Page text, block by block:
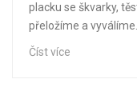
placku se škvarky,
přeložíme a vyválíme.
Číst více